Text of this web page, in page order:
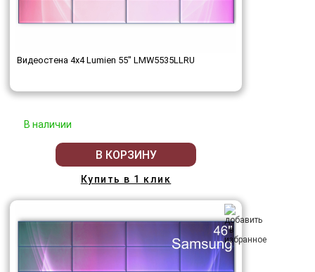
Видеостена 4x4 Lumien 55" LMW5535LLRU
В наличии
В КОРЗИНУ
Купить в 1 клик